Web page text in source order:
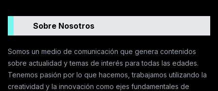
Sobre Nosotros
Somos un medio de comunicación que genera contenidos
sobre actualidad y temas de interés para todas las edades.
Tenemos pasión por lo que hacemos, trabajamos utilizando la
creatividad y la innovación como ejes fundamentales de